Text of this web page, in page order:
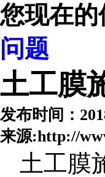
您现在的
问题
土工膜
发布时间：
来源:http://
土工膜